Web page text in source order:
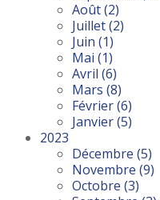
Août(2)
Juillet(2)
Juin (1)
Mai (1)
Avril (6)
Mars (8)
Février(6)
Janvier(5)
2023
Décembre (5)
Novembre (9)
Octobre (3)